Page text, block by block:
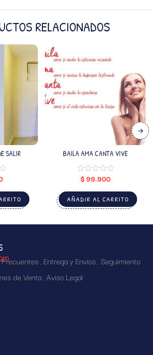
RELACIONADOS
SALIR BAILA AMA CANTA VIVE
$99.900
AÑADIR AL CARRITO
Entrega y Envíos Seguimiento
de Venta Aviso Legal